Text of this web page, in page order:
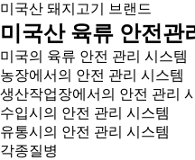
미국산 돼지고기 브랜드
미국산 육류 안전관
미국의 육류 안전 관리 시스템
농장에서의 안전 관리 시스템
생산작업장에서의 안전 관리
수입시의 안전 관리 시스템
유통시의 안전 관리 시스템
각종질병